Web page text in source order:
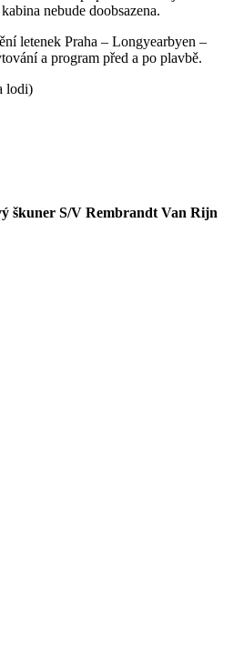
nebude doobsazena.
letenek Praha – Longyearbyen –
a program před a po plavbě.
lodi)
škuner S/V Rembrandt Van Rijn